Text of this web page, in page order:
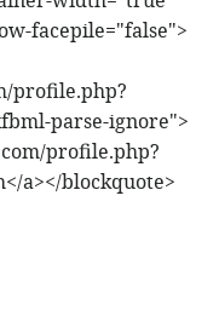
facepile="false">
profile.php?
parse-ignore">
profile.php?
a></blockquote>